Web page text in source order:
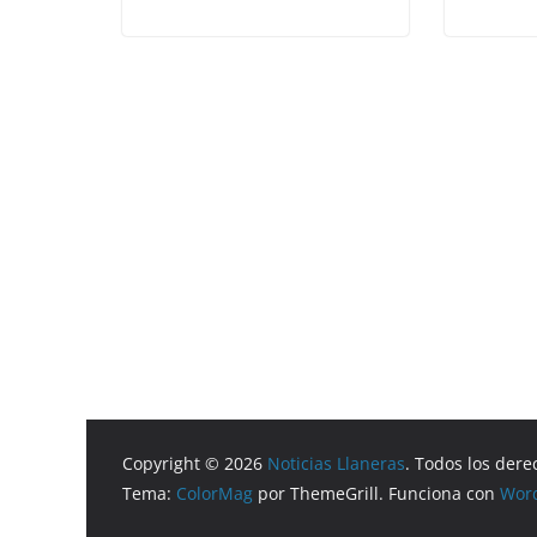
Copyright © 2026 Noticias Llaneras. Todos los
Tema: ColorMag por ThemeGrill. Funciona con